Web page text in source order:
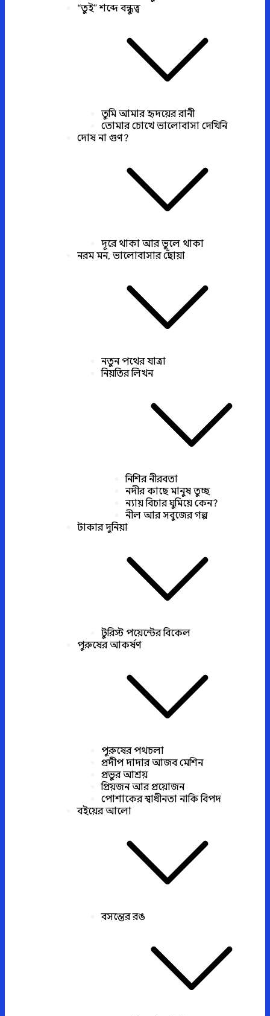
“তুই” শব্দে বন্ধুত্ব
তুমি আমার হৃদয়ের রানী
তোমার চোখে ভালোবাসা দেখিনি
দোষ না গুণ?
দূরে থাকা আর ভুলে থাকা
নরম মন, ভালোবাসার ছোঁয়া
নতুন পথের যাত্রা
নিয়তির লিখন
নিশির নীরবতা
নদীর কাছে মানুষ তুচ্ছ
ন্যায় বিচার ঘুমিয়ে কেন?
নীল আর সবুজের গল্প
টাকার দুনিয়া
টুরিস্ট পয়েন্টের বিকেল
পুরুষের আকর্ষণ
পুরুষের পথচলা
প্রদীপ দাদার আজব মেশিন
প্রভুর আশ্রয়
প্রিয়জন আর প্রয়োজন
পোশাকের স্বাধীনতা নাকি বিপদ
বইয়ের আলো
বসন্তের রঙ